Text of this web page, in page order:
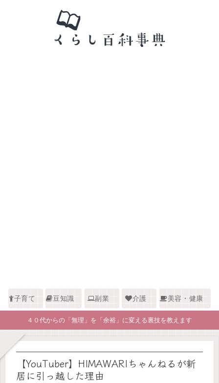
子育て 豆知識 副業 介護 美容・健康
４０代からの「無理」を「余裕」に変える裏技を教えます
【YouTuber】HIMAWARIちゃんねるが新
居に引っ越した理由